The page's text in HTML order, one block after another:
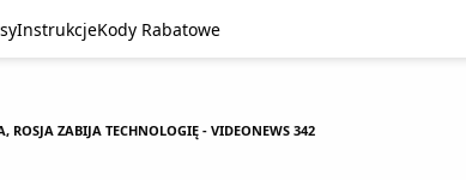
InstrukcjeKody Rabatowe
ROSJA ZABIJA TECHNOLOGIĘ - VIDEONEWS 342